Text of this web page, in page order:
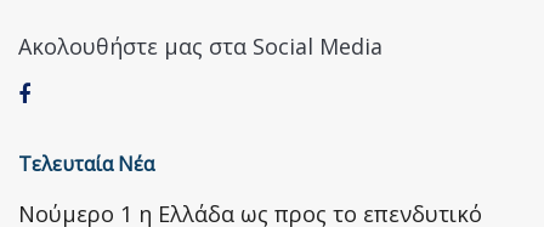
Ακολουθήστε μας στα Social Media
Τελευταία Νέα
Nούμερο 1 η Ελλάδα ως προς το επενδυτικό